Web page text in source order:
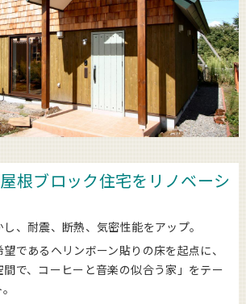
根ブロック住宅をリノベーシ
、耐震、断熱、気密性能をアップ。
であるヘリンボーン貼りの床を起点に、
間で、コーヒーと音楽の似合う家」をテー